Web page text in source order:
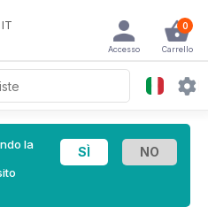
IT 0
Carrello
Accesso
la